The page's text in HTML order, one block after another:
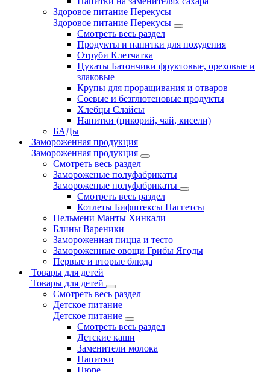
Здоровое питание Перекусы
Здоровое питание Перекусы
Смотреть весь раздел
Продукты и напитки для похудения
Отруби Клетчатка
Цукаты Батончики фруктовые, ореховые и
злаковые
Крупы для проращивания и отваров
Соевые и безглютеновые продукты
Хлебцы Слайсы
Напитки (цикорий, чай, кисели)
БАДы
Замороженная продукция
Замороженная продукция
Смотреть весь раздел
Замороженые полуфабрикаты
Замороженые полуфабрикаты
Смотреть весь раздел
Котлеты Бифштексы Наггетсы
Пельмени Манты Хинкали
Блины Вареники
Замороженная пицца и тесто
Замороженные овощи Грибы Ягоды
Первые и вторые блюда
Товары для детей
Товары для детей
Смотреть весь раздел
Детское питание
Детское питание
Смотреть весь раздел
Детские каши
Заменители молока
Напитки
Пюре